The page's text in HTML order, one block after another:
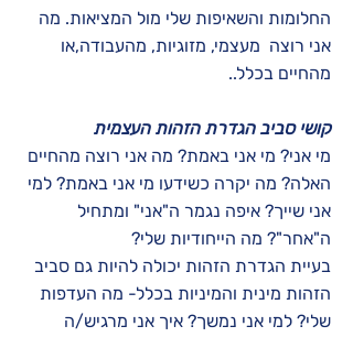
החלומות והשאיפות שלי מול המציאות. מה
אני רוצה מעצמי, מזוגיות, מהעבודה,או
מהחיים בכלל..
קושי סביב הגדרת הזהות העצמית
מי אני? מי אני באמת? מה אני רוצה מהחיים
האלה? מה יקרה כשידעו מי אני באמת? למי
אני שייך? איפה נגמר ה"אני" ומתחיל
ה"אחר"? מה הייחודיות שלי?
בעיית הגדרת הזהות יכולה להיות גם סביב
הזהות מינית והמיניות בכלל- מה העדפות
שלי? למי אני נמשך? איך אני מרגיש/ה